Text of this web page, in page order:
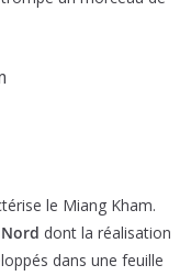
le Miang Kham.
dont la réalisation
dans une feuille